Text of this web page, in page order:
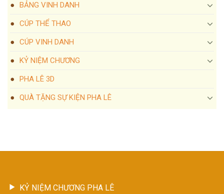
BẢNG VINH DANH
CÚP THỂ THAO
CÚP VINH DANH
KỶ NIỆM CHƯƠNG
PHA LÊ 3D
QUÀ TẶNG SỰ KIỆN PHA LÊ
KỶ NIỆM CHƯƠNG PHA LÊ